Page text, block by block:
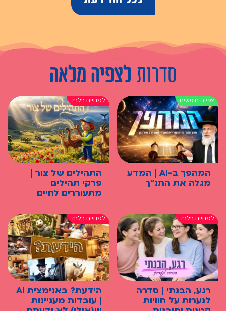
סדרות לצפיה מלאה
המהפך ב-AI | המדע
מגלה את התנ"ך
התהילים של צור |
פרקי תהילים
מתעוררים לחיים
רגע, הבנתי | סדרה
לנערות על חוויות
הידעת? באנימצית AI
| עובדות מעניינות